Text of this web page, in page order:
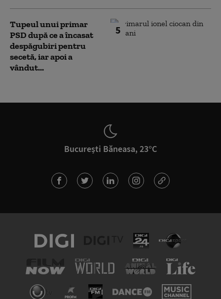
5
Tupeul unui primar
PSD după ce a încasat
despăgubiri pentru
secetă, iar apoi a
vândut...
București Băneasa, 23°C